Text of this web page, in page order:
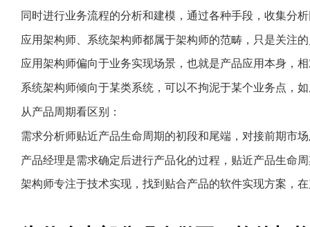
同时进行业务流程的分析和建模，通过各种手段，收集分
应用架构师、系统架构师都属于架构师的范畴，只是关注
应用架构师偏向于业务实现场景，也就是产品应用本身，
系统架构师倾向于某类系统，可以不拘泥于某个业务点，
从产品周期看区别：
需求分析师贴近产品生命周期的初段和尾端，对接前期市
产品经理是需求确定后进行产品化的过程，贴近产品生命
架构师专注于技术实现，找到贴合产品的软件实现方案，